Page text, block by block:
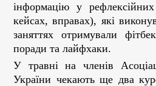
інформацію у
кейсах, вправах), які
заняттях отримували
поради та лайфхаки.
У травні на членів
України чекають ще два